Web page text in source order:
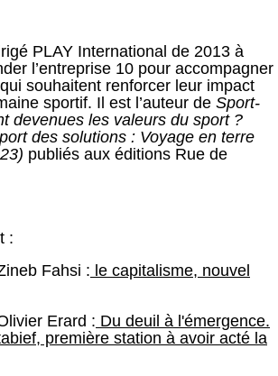
PLAY International de 2013 à
l’entreprise 10 pour accompagner
souhaitent renforcer leur impact
sportif. Il est l’auteur de Sport-
devenues les valeurs du sport ?
des solutions : Voyage en terre
publiés aux éditions Rue de
:
Fahsi : le capitalisme, nouvel
Erard : Du deuil à l'émergence.
première station à avoir acté la